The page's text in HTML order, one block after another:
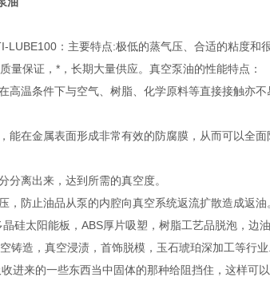
LUBE100：主要特点:极低的蒸气压、合适的粘度和
量保证，*，长期大量供应。真空泵油的性能特点：
高温条件下与空气、树脂、化学原料等直接接触亦
能在金属表面形成非常有效的防腐膜，从而可以全
分离出来，达到所需的真空度。
，防止油品从泵的内腔向真空系统返流扩散造成返油
硅太阳能板，ABS厚片吸塑，树脂工艺品脱泡，边
铸造，真空浸渍，首饰脱模，玉石琥珀深加工等行业.
进来的一些东西当中固体的那种给阻挡住，这样可